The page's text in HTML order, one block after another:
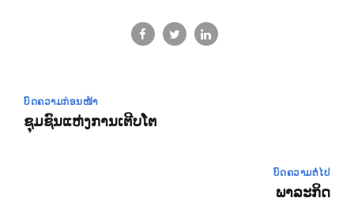
ບົດຄວາມກ່ອນໜ້າ
ຊຸມຊົນແຫ່ງການເຕີບໂຕ
ບົດຄວາມຕໍ່ໄປ
ພາລະກິດ